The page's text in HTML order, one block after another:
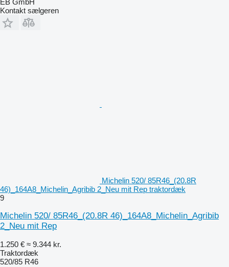
Kontakt sælgeren
Michelin 520/ 85R46_(20.8R
46)_164A8_Michelin_Agribib 2_Neu mit Rep traktordæk
9
Michelin 520/ 85R46_(20.8R 46)_164A8_Michelin_Agribib
2_Neu mit Rep
1.250 € ≈ 9.344 kr.
Traktordæk
520/85 R46